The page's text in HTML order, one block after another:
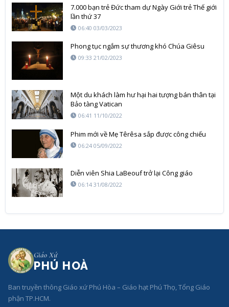
7.000 bạn trẻ Đức tham dự Ngày Giới trẻ Thế giới
lần thứ 37
06:40 03/03/2023
Phong tục ngắm sự thương khó Chúa Giêsu
09:33 21/02/2023
Một du khách làm hư hại hai tượng bán thân tại
Bảo tàng Vatican
06:41 11/10/2022
Phim mới về Mẹ Têrêsa sắp được công chiếu
06:24 05/09/2022
Diễn viên Shia LaBeouf trở lại Công giáo
06:14 31/08/2022
Giáo Xứ
PHÚ HOÀ
Ban truyền thông Giáo xứ Phú Hòa – Giáo hạt Phú Thọ, Tổng Giáo
phận TP.HCM.